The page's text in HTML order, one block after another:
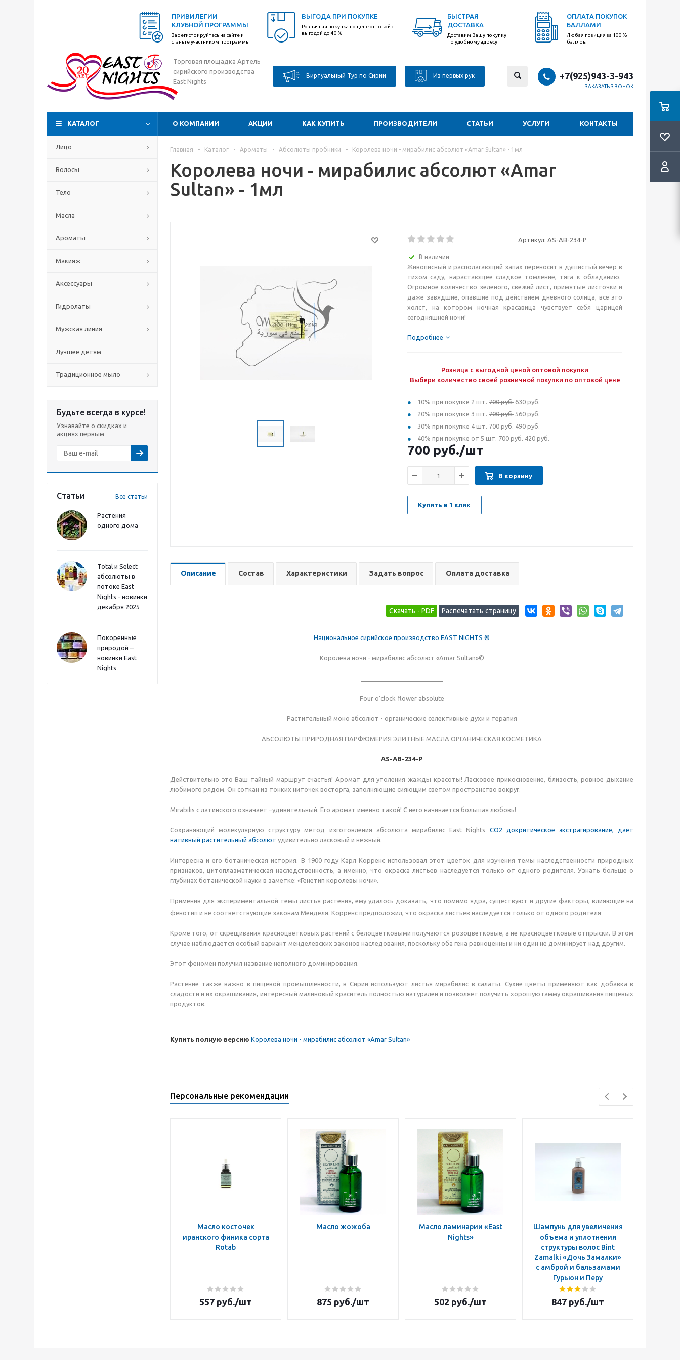
ПРИВИЛЕГИИ
КЛУБНОЙ ПРОГРАММЫ
Зарегистрируйтесь на сайте и
станьте участником программы
ВЫГОДА ПРИ ПОКУПКЕ
Розничная покупка по цене оптовой с
выгодой до 40 %
БЫСТРАЯ
ДОСТАВКА
Доставим Вашу покупку
По удобному адресу
ОПЛАТА ПОКУПОК
БАЛЛАМИ
Любая позиция за 100 %
баллов
Торговая площадка Артель
сирийского производства
East Nights
Виртуальный Тур по Сирии Из первых рук +7(925)943-3-943
ЗАКАЗАТЬ ЗВОНОК
КАТАЛОГ О КОМПАНИИ АКЦИИ КАК КУПИТЬ ПРОИЗВОДИТЕЛИ СТАТЬИ УСЛУГИ КОНТАКТЫ
Лицо
Волосы
Тело
Масла
Ароматы
Макияж
Аксессуары
Гидролаты
Мужская линия
Лучшее детям
Традиционное мыло
Будьте всегда в курсе!
Узнавайте о скидках и
акциях первым
Статьи Все статьи
Растения
одного дома
Total и Select
абсолюты в
потоке East
Nights - новинки
декабря 2025
Покоренные
природой –
новинки East
Nights
Главная - Каталог - Ароматы - Абсолюты пробники - Королева ночи - мирабилис абсолют «Amar Sultan» - 1мл
Королева ночи - мирабилис абсолют «Amar
Sultan» - 1мл
Артикул: AS-AB-234-P
В наличии
Живописный и располагающий запах переносит в душистый вечер в
тихом саду, нарастающее сладкое томление, тяга к обладанию.
Огромное количество зеленого, свежий лист, примятые листочки и
даже завядшие, опавшие под действием дневного солнца, все это
холст, на котором ночная красавица чувствует себя царицей
сегодняшней ночи!
Подробнее
Розница с выгодной ценой оптовой покупки
Выбери количество своей розничной покупки по оптовой цене
10% при покупке 2 шт. 700 руб. 630 руб.
20% при покупке 3 шт. 700 руб. 560 руб.
30% при покупке 4 шт. 700 руб. 490 руб.
40% при покупке от 5 шт. 700 руб. 420 руб.
700 руб./шт
В корзину
Купить в 1 клик
Описание Состав Характеристики Задать вопрос Оплата доставка
Национальное сирийское производство EAST NIGHTS ®
Королева ночи - мирабилис абсолют «Amar Sultan»©
Four o'clock flower absolute
Растительный моно абсолют - органические селективные духи и терапия
АБСОЛЮТЫ ПРИРОДНАЯ ПАРФЮМЕРИЯ ЭЛИТНЫЕ МАСЛА ОРГАНИЧЕСКАЯ КОСМЕТИКА
AS-AB-234-P
Действительно это Ваш тайный маршрут счастья! Аромат для утоления жажды красоты! Ласковое прикосновение, близость, ровное дыхание
любимого рядом. Он соткан из тонких ниточек восторга, заполняющие сияющим светом пространство вокруг.
Mirabilis с латинского означает –удивительный. Его аромат именно такой! С него начинается большая любовь!
Сохраняющий молекулярную структуру метод изготовления абсолюта мирабилис East Nights СО2 докритическое экстрагирование, дает
нативный растительный абсолют удивительно ласковый и нежный.
Интересна и его ботаническая история. В 1900 году Карл Корренс использовал этот цветок для изучения темы наследственности природных
признаков, цитоплазматическая наследственность, а именно, что окраска листьев наследуется только от одного родителя. Узнать больше о
глубинах ботанической науки в заметке: «Генетип королевы ночи».
Применив для экспериментальной темы листья растения, ему удалось доказать, что помимо ядра, существуют и другие факторы, влияющие на
фенотип и не соответствующие законам Менделя. Корренс предположил, что окраска листьев наследуется только от одного родителя
Кроме того, от скрещивания красноцветковых растений с белоцветковыми получаются розоцветковые, а не красноцветковые отпрыски. В этом
случае наблюдается особый вариант менделевских законов наследования, поскольку оба гена равноценны и ни один не доминирует над другим.
Этот феномен получил название неполного доминирования.
Растение также важно в пищевой промышленности, в Сирии используют листья мирабилис в салаты. Сухие цветы применяют как добавка в
сладости и их окрашивания, интересный малиновый краситель полностью натурален и позволяет получить хорошую гамму окрашивания пищевых
продуктов.
Купить полную версию Королева ночи - мирабилис абсолют «Amar Sultan»
Персональные рекомендации
Масло косточек
иранского финика сорта
Rotab
557 руб./шт
Масло жожоба
875 руб./шт
Масло ламинарии «East
Nights»
502 руб./шт
Шампунь для увеличения
объема и уплотнения
структуры волос Bint
Zamalki «Дочь Замалки»
с амброй и бальзамами
Гурьюн и Перу
847 руб./шт